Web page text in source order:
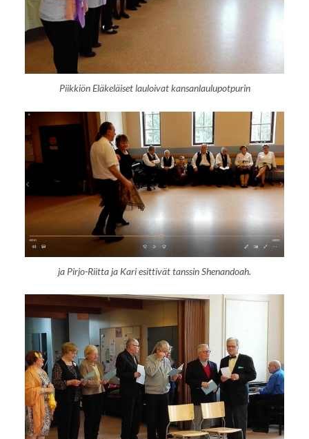
Piikkiön Eläkeläiset lauloivat kansanlaulupotpurin
ja Pirjo-Riitta ja Kari esittivät tanssin Shenandoah.